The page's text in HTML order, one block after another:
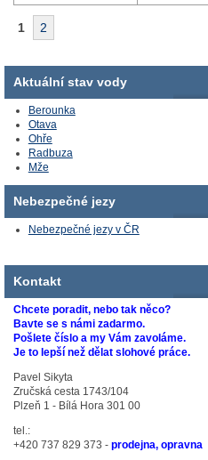
1 2
Aktuální stav vody
Berounka
Otava
Ohře
Radbuza
Mže
Nebezpečné jezy
Nebezpečné jezy v ČR
Kontakt
Chcete poradit, nebo tak něco?
Bavte se s námi zadarmo.
Pošlete číslo a my Vám zavoláme.
Je to lepší než dělat slohové práce.
Pavel Sikyta
Zručská cesta 1743/104
Plzeň 1 - Bílá Hora 301 00
tel.:
+420 737 829 373 - prodejna, opravna